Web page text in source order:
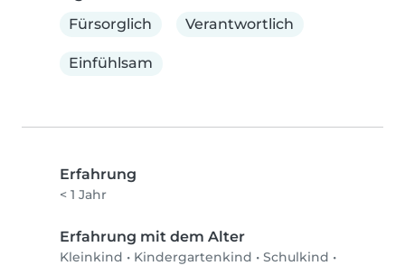
Fürsorglich
Verantwortlich
Einfühlsam
Erfahrung
< 1 Jahr
Erfahrung mit dem Alter
Kleinkind • Kindergartenkind • Schulkind •